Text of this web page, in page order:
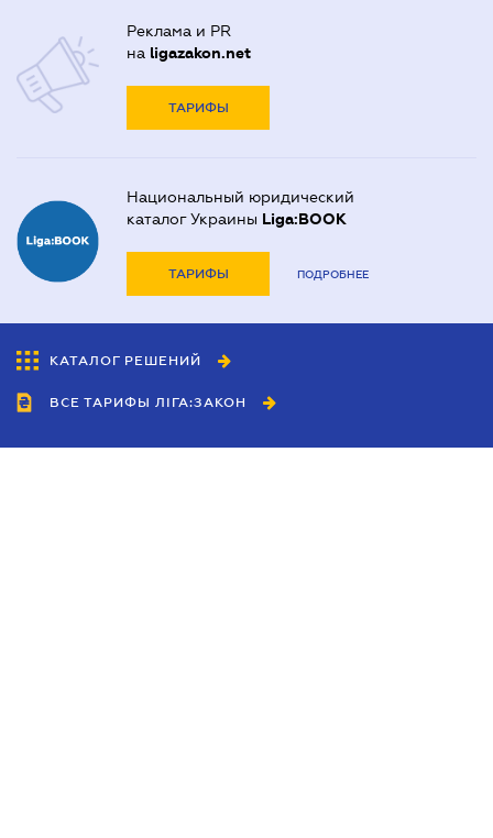
Реклама и PR
на ligazakon.net
ТАРИФЫ
Национальный юридический
каталог Украины Liga:BOOK
ТАРИФЫ ПОДРОБНЕЕ
КАТАЛОГ РЕШЕНИЙ
ВСЕ ТАРИФЫ ЛІГА:ЗАКОН